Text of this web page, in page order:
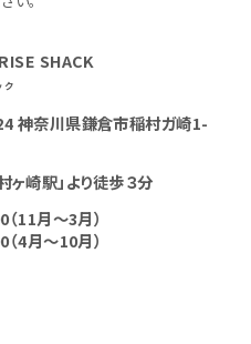
SHACK
ク
神奈川県鎌倉市稲村ガ崎1-
ヶ崎駅」より徒歩３分
11月～3月）
4月～10月）